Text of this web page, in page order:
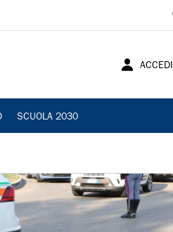
ACCEDI
SCUOLA 2030